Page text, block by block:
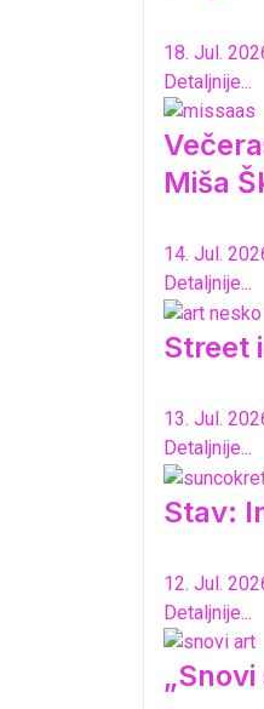
18. Jul.
Detaljnije...
Miša
14. Jul.
Detaljnije...
Street
13. Jul.
Detaljnije...
Stav:
12. Jul.
Detaljnije...